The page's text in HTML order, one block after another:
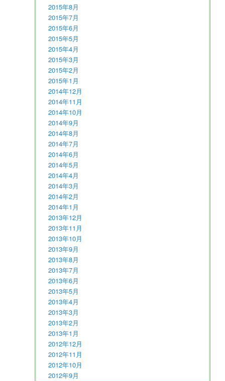
2015年8月
2015年7月
2015年6月
2015年5月
2015年4月
2015年3月
2015年2月
2015年1月
2014年12月
2014年11月
2014年10月
2014年9月
2014年8月
2014年7月
2014年6月
2014年5月
2014年4月
2014年3月
2014年2月
2014年1月
2013年12月
2013年11月
2013年10月
2013年9月
2013年8月
2013年7月
2013年6月
2013年5月
2013年4月
2013年3月
2013年2月
2013年1月
2012年12月
2012年11月
2012年10月
2012年9月